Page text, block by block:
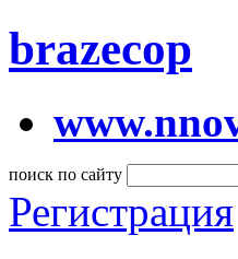
brazecop
поиск по сайту
Регистрация